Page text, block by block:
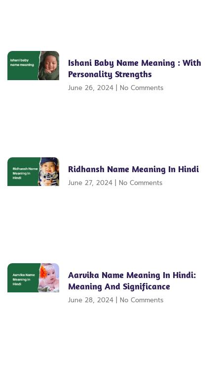
Ishani Baby Name Meaning : With
Personality Strengths
June 26, 2024 No Comments
Ridhansh Name Meaning In Hindi
June 27, 2024 No Comments
Aarvika Name Meaning In Hindi:
Meaning And Significance
June 28, 2024 No Comments